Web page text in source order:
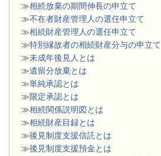
≫相続放棄の期間伸長の申立て
≫不在者財産管理人の選任申立て
≫相続財産管理人の選任申立て
≫特別縁故者の相続財産分与の申立て
≫未成年後見人とは
≫遺留分放棄とは
≫単純承認とは
≫限定承認とは
≫相続関係説明図とは
≫相続財産目録とは
≫後見制度支援信託とは
≫後見制度支援預金とは